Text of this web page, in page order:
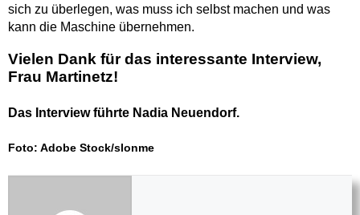
sich zu überlegen, was muss ich selbst machen und was
kann die Maschine übernehmen.
Vielen Dank für das interessante Interview,
Frau Martinetz!
Das Interview führte Nadia Neuendorf.
Foto: Adobe Stock/slonme